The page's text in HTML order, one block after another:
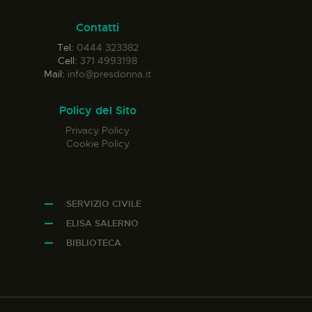
Contatti
Tel: 0444 323382
Cell: 371 4993198
Mail: info@presdonna.it
Policy del Sito
Privacy Policy
Cookie Policy
SERVIZIO CIVILE
ELISA SALERNO
BIBLIOTECA